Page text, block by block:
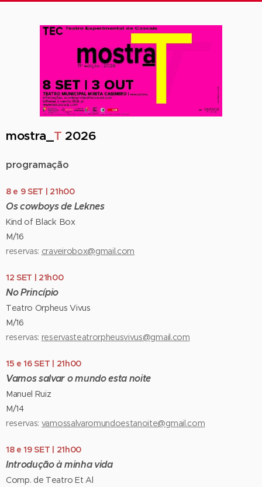
mostra_ T 2026
programação
8 e 9 SET | 21h00
Os cowboys de Leknes
Kind of Black Box
M/16
reservas: craveirobox@gmail.com
12 SET | 21h00
No Princípio
Teatro Orpheus Vivus
M/16
reservas: reservasteatrorpheusvivus@gmail.com
15 e 16 SET | 21h00
Vamos salvar o mundo esta noite
Manuel Ruiz
M/14
reservas: vamossalvaromundoestanoite@gmail.com
18 e 19 SET | 21h00
Introdução à minha vida
Comp. de Teatro Et Al